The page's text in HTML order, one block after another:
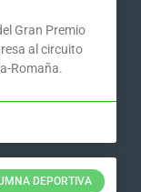
Gran Premio
al circuito
Romaña.
DEPORTIVA